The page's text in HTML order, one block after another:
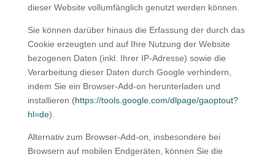
dieser Website vollumfänglich genutzt werden können.
Sie können darüber hinaus die Erfassung der durch das
Cookie erzeugten und auf Ihre Nutzung der Website
bezogenen Daten (inkl. Ihrer IP-Adresse) sowie die
Verarbeitung dieser Daten durch Google verhindern,
indem Sie ein Browser-Add-on herunterladen und
installieren (https://tools.google.com/dlpage/gaoptout?
hl=de).
Alternativ zum Browser-Add-on, insbesondere bei
Browsern auf mobilen Endgeräten, können Sie die